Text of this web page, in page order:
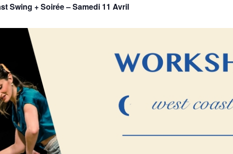
Swing + Soirée – Samedi 11 Avril